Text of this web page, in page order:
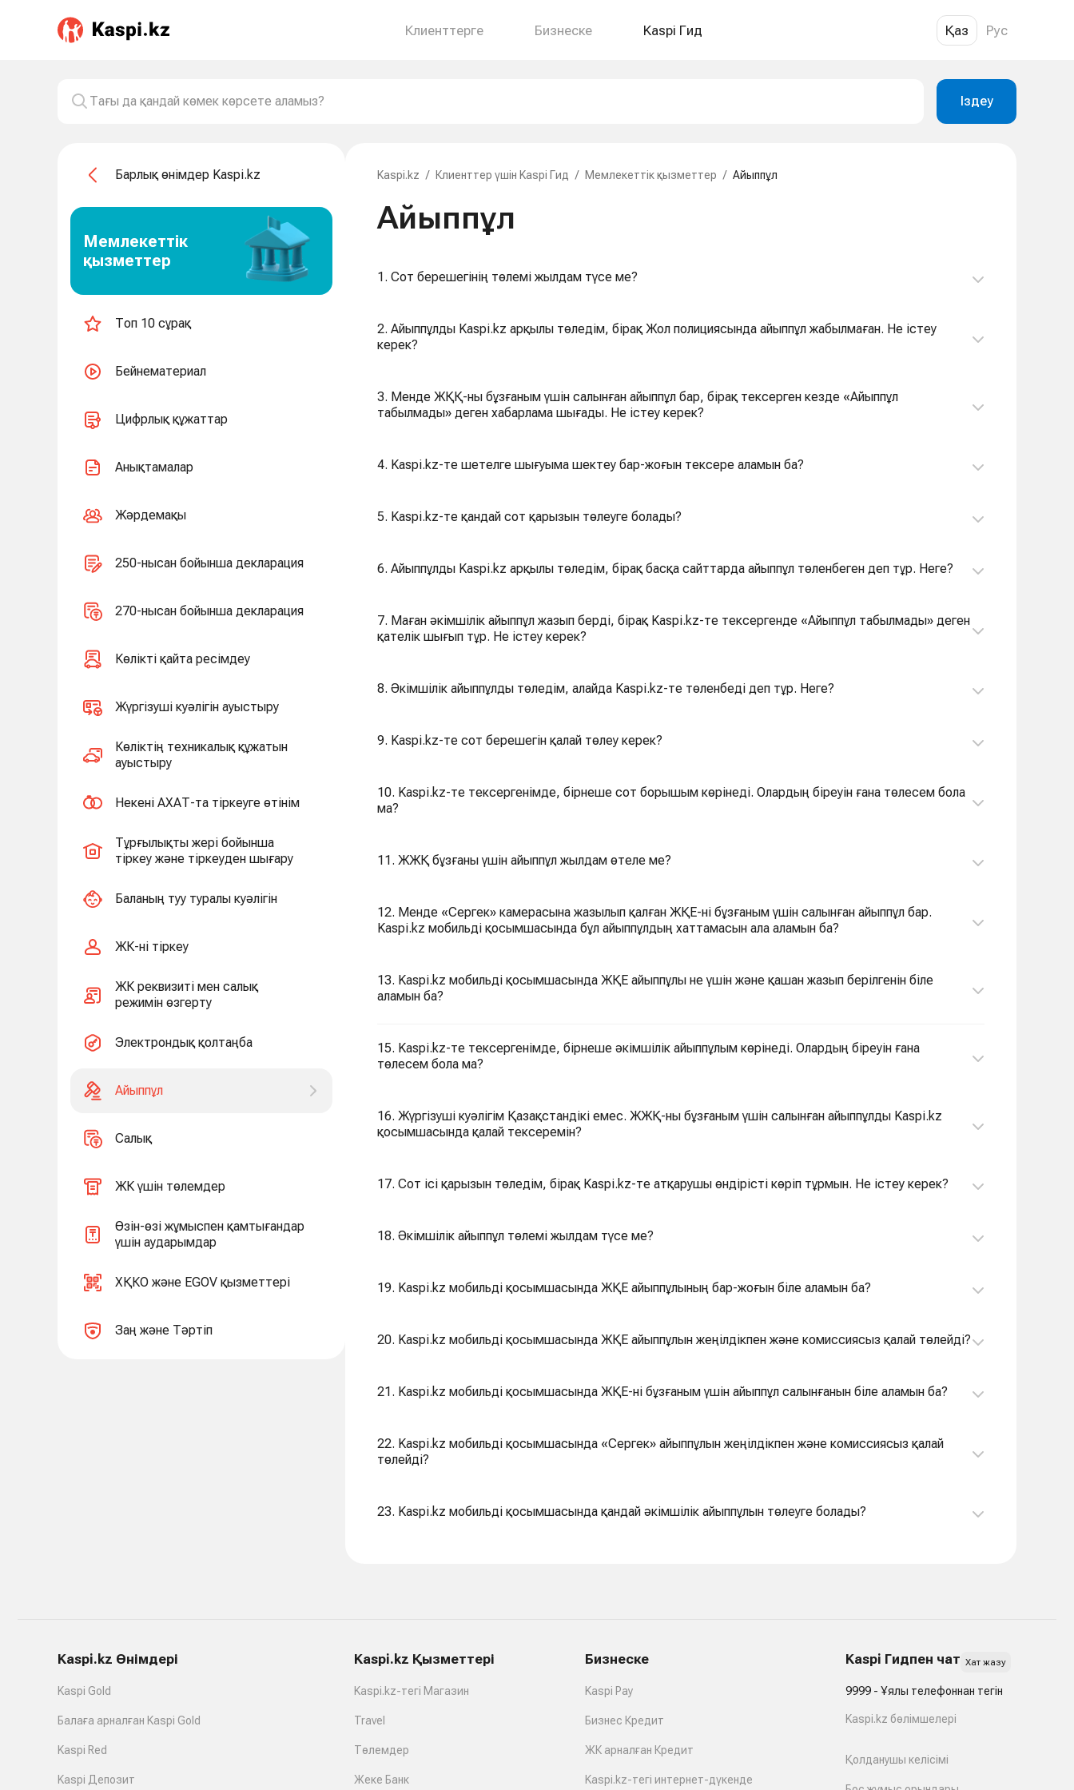
Клиенттерге Бизнеске Kaspi Гид Қаз Рус
Іздеу
Барлық өнімдер Kaspi.kz
Мемлекеттік
қызметтер
Топ 10 сұрақ
Бейнематериал
Цифрлық құжаттар
Анықтамалар
Жәрдемақы
250-нысан бойынша декларация
270-нысан бойынша декларация
Көлікті қайта ресімдеу
Жүргізуші куәлігін ауыстыру
Көліктің техникалық құжатын
ауыстыру
Некені АХАТ-та тіркеуге өтінім
Тұрғылықты жері бойынша
тіркеу және тіркеуден шығару
Баланың туу туралы куәлігін
ЖК-ні тіркеу
ЖК реквизиті мен салық
режимін өзгерту
Электрондық қолтаңба
Айыппұл
Салық
ЖК үшін төлемдер
Өзін-өзі жұмыспен қамтығандар
үшін аударымдар
ХҚКО және EGOV қызметтері
Заң және Тәртіп
Kaspi.kz / Клиенттер үшін Kaspi Гид / Мемлекеттік қызметтер / Айыппұл
Айыппұл
1. Сот берешегінің төлемі жылдам түсе ме?
2. Айыппұлды Kaspi.kz арқылы төледім, бірақ Жол полициясында айыппұл жабылмаған. Не істеу
керек?
3. Менде ЖҚҚ-ны бұзғаным үшін салынған айыппұл бар, бірақ тексерген кезде «Айыппұл
табылмады» деген хабарлама шығады. Не істеу керек?
4. Kaspi.kz-те шетелге шығуыма шектеу бар-жоғын тексере аламын ба?
5. Kaspi.kz-те қандай сот қарызын төлеуге болады?
6. Айыппұлды Kaspi.kz арқылы төледім, бірақ басқа сайттарда айыппұл төленбеген деп тұр. Неге?
7. Маған әкімшілік айыппұл жазып берді, бірақ Kaspi.kz-те тексергенде «Айыппұл табылмады» деген
қателік шығып тұр. Не істеу керек?
8. Әкімшілік айыппұлды төледім, алайда Kaspi.kz-те төленбеді деп тұр. Неге?
9. Kaspi.kz-те сот берешегін қалай төлеу керек?
10. Kaspi.kz-те тексергенімде, бірнеше сот борышым көрінеді. Олардың біреуін ғана төлесем бола
ма?
11. ЖЖҚ бұзғаны үшін айыппұл жылдам өтеле ме?
12. Менде «Сергек» камерасына жазылып қалған ЖҚЕ-ні бұзғаным үшін салынған айыппұл бар.
Kaspi.kz мобильді қосымшасында бұл айыппұлдың хаттамасын ала аламын ба?
13. Kaspi.kz мобильді қосымшасында ЖҚЕ айыппұлы не үшін және қашан жазып берілгенін біле
аламын ба?
15. Kaspi.kz-те тексергенімде, бірнеше әкімшілік айыппұлым көрінеді. Олардың біреуін ғана
төлесем бола ма?
16. Жүргізуші куәлігім Қазақстандікі емес. ЖЖҚ-ны бұзғаным үшін салынған айыппұлды Kaspi.kz
қосымшасында қалай тексеремін?
17. Сот ісі қарызын төледім, бірақ Kaspi.kz-те атқарушы өндірісті көріп тұрмын. Не істеу керек?
18. Әкімшілік айыппұл төлемі жылдам түсе ме?
19. Kaspi.kz мобильді қосымшасында ЖҚЕ айыппұлының бар-жоғын біле аламын ба?
20. Kaspi.kz мобильді қосымшасында ЖҚЕ айыппұлын жеңілдікпен және комиссиясыз қалай төлейді?
21. Kaspi.kz мобильді қосымшасында ЖҚЕ-ні бұзғаным үшін айыппұл салынғанын біле аламын ба?
22. Kaspi.kz мобильді қосымшасында «Сергек» айыппұлын жеңілдікпен және комиссиясыз қалай
төлейді?
23. Kaspi.kz мобильді қосымшасында қандай әкімшілік айыппұлын төлеуге болады?
Kaspi.kz Өнімдері
Kaspi Gold
Балаға арналған Kaspi Gold
Kaspi Red
Kaspi Депозит
Kaspi.kz Қызметтері
Kaspi.kz-тегі Магазин
Travel
Төлемдер
Жеке Банк
Бизнеске
Kaspi Pay
Бизнес Кредит
ЖК арналған Кредит
Kaspi.kz-тегі интернет-дүкенде
Kaspi Гидпен чат Хат жазу
9999 - Ұялы телефоннан тегін
Kaspi.kz бөлімшелері
Қолданушы келісімі